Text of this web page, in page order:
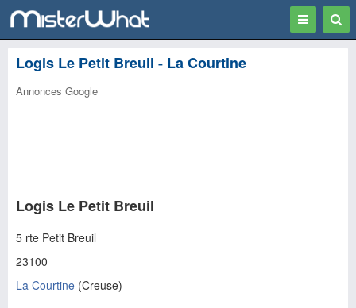
Toggle
Logis Le Petit Breuil - La Courtine
Annonces Google
Logis Le Petit Breuil
5 rte Petit Breuil
23100
La Courtine (Creuse)